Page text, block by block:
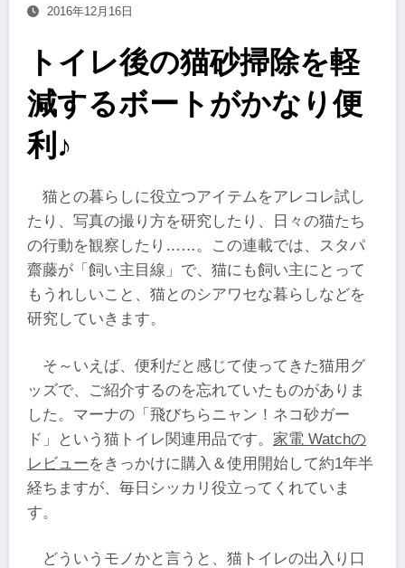
2016年12月16日
トイレ後の猫砂掃除を軽
減するボートがかなり便
利♪
猫との暮らしに役立つアイテムをアレコレ試し
たり、写真の撮り方を研究したり、日々の猫たち
の行動を観察したり……。この連載では、スタパ
齋藤が「飼い主目線」で、猫にも飼い主にとって
もうれしいこと、猫とのシアワセな暮らしなどを
研究していきます。
そ～いえば、便利だと感じて使ってきた猫用グ
ッズで、ご紹介するのを忘れていたものがありま
した。マーナの「飛びちらニャン！ネコ砂ガー
ド」という猫トイレ関連用品です。 家電 Watchの
レビューをきっかけに購入＆使用開始して約1年半
経ちますが、毎日シッカリ役立ってくれていま
す。
どういうモノかと言うと、猫トイレの出入り口